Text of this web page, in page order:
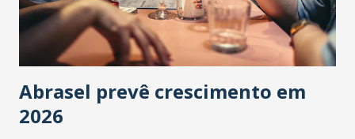
Abrasel prevê crescimento em
2026